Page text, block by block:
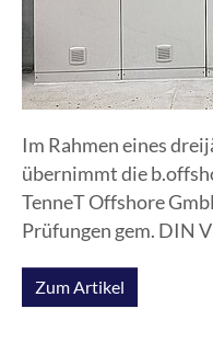
Im Rahmen eines
übernimmt die
TenneT Offshore
Prüfungen gem. DIN
Betriebsmittel für alle
Zum Artikel